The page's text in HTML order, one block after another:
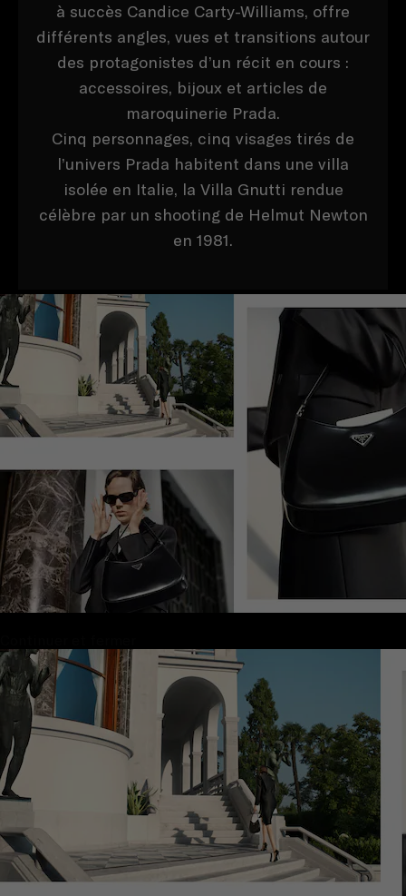
à succès Candice Carty-Williams, offre
différents angles, vues et transitions autour
des protagonistes d’un récit en cours :
accessoires, bijoux et articles de
maroquinerie Prada.
Cinq personnages, cinq visages tirés de
l’univers Prada habitent dans une villa
isolée en Italie, la Villa Gnutti rendue
célèbre par un shooting de Helmut Newton
en 1981.